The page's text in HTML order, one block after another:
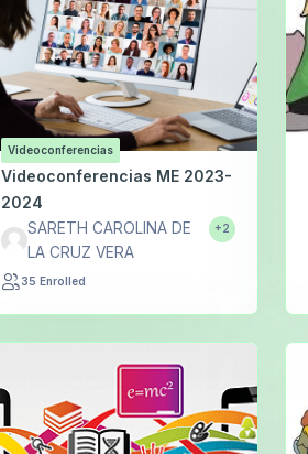
Videoconferencias
Videoconferencias ME 2023-
2024
SARETH CAROLINA DE
LA CRUZ VERA
+2
35 Enrolled